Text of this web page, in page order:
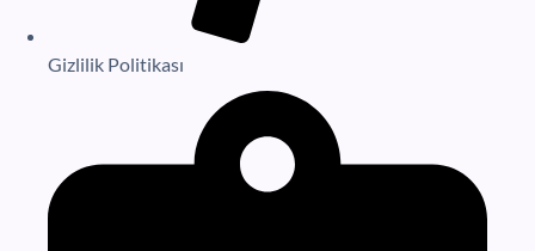
Gizlilik Politikası